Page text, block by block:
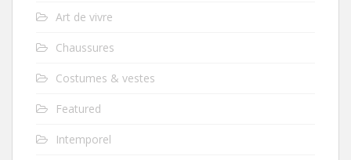
Art de vivre
Chaussures
Costumes & vestes
Featured
Intemporel